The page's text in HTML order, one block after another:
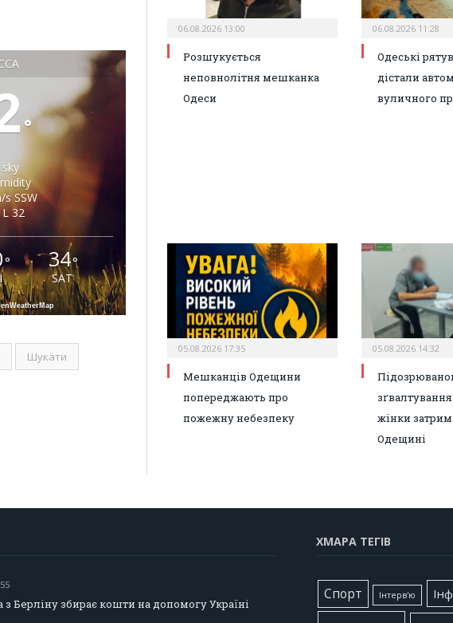
°
s SSW
L 32
° 34°
SAT
06.08.2026 13:00
Розшукується
неповнолітня мешканка
Одеси
06.08.2026 11:28
Одеські
дістали
вуличного
05.08.2026 17:35
Мешканців Одещини
попереджають про
пожежну небезпеку
05.08.2026 14:32
жінки
Одещині
з Берліну збирає кошти на допомогу Україні
ХМАРА ТЕГІВ
Cпорт Інтерв'ю